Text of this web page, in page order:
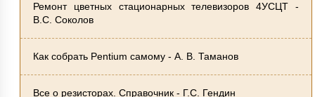
Ремонт цветных стационарных телевизоров 4УСЦТ -
В.С. Соколов
Как собрать Pentium самому - А. В. Таманов
Все о резисторах. Справочник - Г.С. Гендин